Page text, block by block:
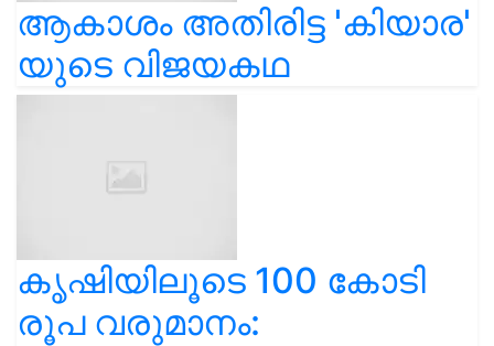
ആകാശം അതിരിട്ട 'കിയാര'
യുടെ വിജയകഥ
കൃഷിയിലൂടെ 100 കോടി
രൂപ വരുമാനം: